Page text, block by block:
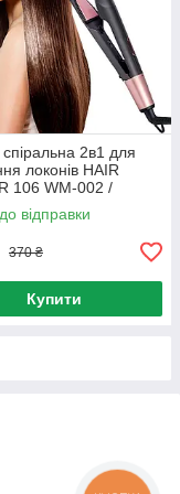
2в1 для
локонів HAIR
106 WM-002 /
випрямляч для
відправки
370 ₴
Купити